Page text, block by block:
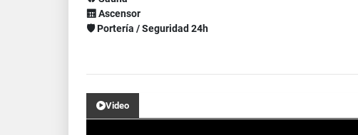
🛗 Ascensor
🛡️ Portería / Seguridad 24h
Video